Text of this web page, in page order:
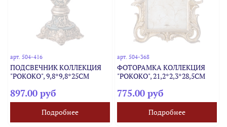
арт.504-416
ПОДСВЕЧНИК КОЛЛЕКЦИЯ
"РОКОКО", 9,8*9,8*25CM
897.00 руб
Подробнее
арт. 504-368
ФОТОРАМКА КОЛЛЕКЦИЯ
"РОКОКО", 21,2*2,3*28,5CM
775.00 руб
Подробнее